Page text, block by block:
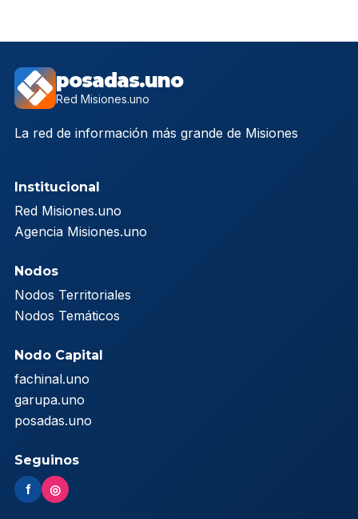
posadas.uno
Red Misiones.uno
La red de información más grande de Misiones
Institucional
Red Misiones.uno
Agencia Misiones.uno
Nodos
Nodos Territoriales
Nodos Temáticos
Nodo Capital
fachinal.uno
garupa.uno
posadas.uno
Seguinos
f ◎